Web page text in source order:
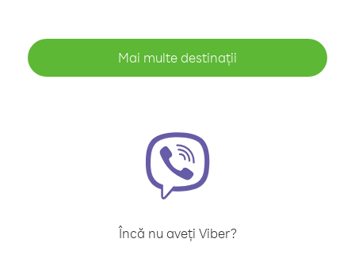
Mai multe destinații
Încă nu aveți Viber?